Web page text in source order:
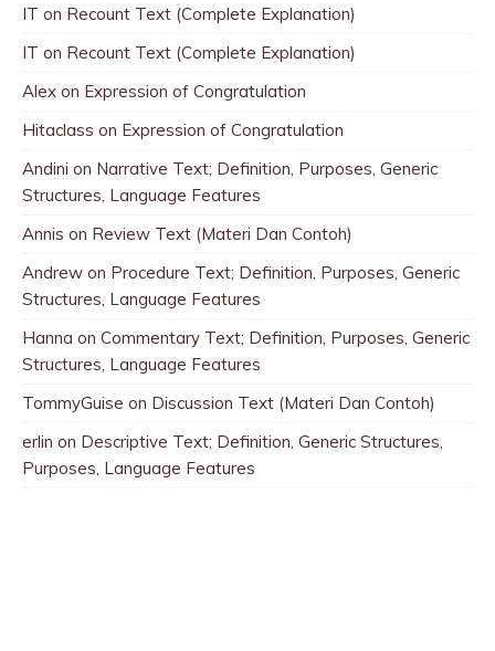
IT on Recount Text (Complete Explanation)
IT on Recount Text (Complete Explanation)
Alex on Expression of Congratulation
Hitaclass on Expression of Congratulation
Andini on Narrative Text; Definition, Purposes, Generic
Structures, Language Features
Annis on Review Text (Materi Dan Contoh)
Andrew on Procedure Text; Definition, Purposes, Generic
Structures, Language Features
Hanna on Commentary Text; Definition, Purposes, Generic
Structures, Language Features
TommyGuise on Discussion Text (Materi Dan Contoh)
erlin on Descriptive Text; Definition, Generic Structures,
Purposes, Language Features